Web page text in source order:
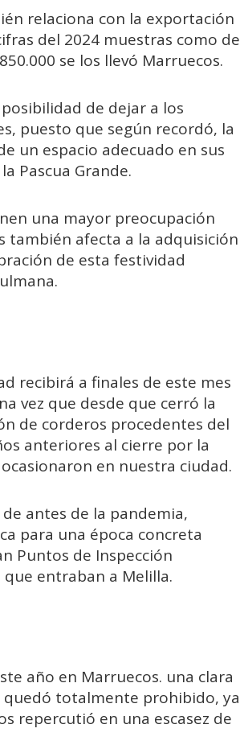
relaciona con la exportación
del 2024 muestras como de
se los llevó Marruecos.
de dejar a los
puesto que según recordó, la
un espacio adecuado en sus
Pascua Grande.
una mayor preocupación
también afecta a la adquisición
de esta festividad
recibirá a finales de este mes
vez que desde que cerró la
de corderos procedentes del
anteriores al cierre por la
en nuestra ciudad.
antes de la pandemia,
para una época concreta
Puntos de Inspección
entraban a Melilla.
año en Marruecos. una clara
quedó totalmente prohibido, ya
repercutió en una escasez de